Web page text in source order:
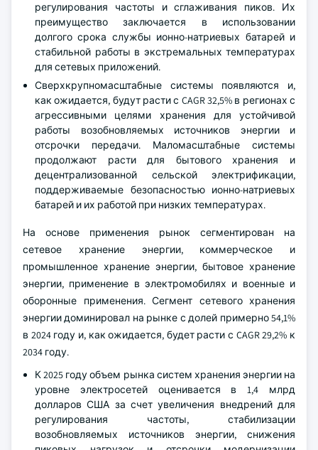
регулирования частоты и сглаживания пиков. Их
преимущество заключается в использовании
долгого срока службы ионно-натриевых батарей и
стабильной работы в экстремальных температурах
для сетевых приложений.
Сверхкрупномасштабные системы появляются и,
как ожидается, будут расти с CAGR 32,5% в регионах с
агрессивными целями хранения для устойчивой
работы возобновляемых источников энергии и
отсрочки передачи. Маломасштабные системы
продолжают расти для бытового хранения и
децентрализованной сельской электрификации,
поддерживаемые безопасностью ионно-натриевых
батарей и их работой при низких температурах.
На основе применения рынок сегментирован на
сетевое хранение энергии, коммерческое и
промышленное хранение энергии, бытовое хранение
энергии, применение в электромобилях и военные и
оборонные применения. Сегмент сетевого хранения
энергии доминировал на рынке с долей примерно 54,1%
в 2024 году и, как ожидается, будет расти с CAGR 29,2% к
2034 году.
К 2025 году объем рынка систем хранения энергии на
уровне электросетей оценивается в 1,4 млрд
долларов США за счет увеличения внедрений для
регулирования частоты, стабилизации
возобновляемых источников энергии, снижения